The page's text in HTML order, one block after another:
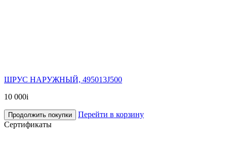
ШРУС НАРУЖНЫЙ, 495013J500
10 000i
Продолжить покупки
Перейти в корзину
Сертификаты